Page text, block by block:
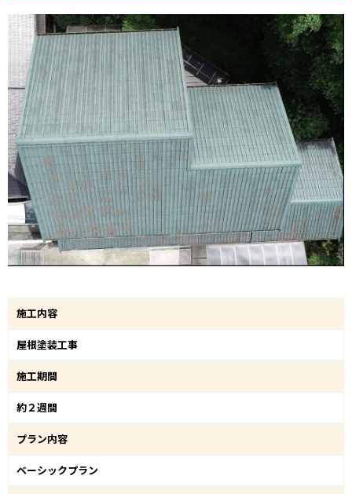
施工内容
屋根塗装工事
施工期間
約２週間
プラン内容
ベーシックプラン